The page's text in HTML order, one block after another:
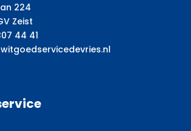
224
Zeist
44 41